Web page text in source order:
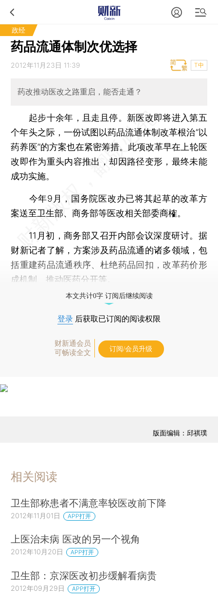
政经
药品流通体制次优选择
2012年11月23日 11:39 T中
药改推动医改之路重启，能否走通？
起步十余年，且走且停。新医改即将进入第五
个年头之际，一份试图以药品流通体制改革根治“以
药养医”的方案也在紧密筹措。此项改革早在上轮医
改即作为重头内容推出，却因路径变形，最终未能
成功实施。
今年9月，国务院医改办已将其起草的改革方
案送至卫生部、商务部等医改相关部委商榷。
11月初，商务部又召开内部会议深度研讨。据
财新记者了解，方案涉及药品流通的诸多领域，包
括重建药品流通秩序、杜绝药品回扣，改革药价形
成机制、推动医药分开等。
本文共计0字 订阅后继续阅读
登录 后获取已订阅的阅读权限
财新通会员
可畅读全文
订阅/会员升级
版面编辑：邱祺璞
相关阅读
卫生部称患者不满意率较医改前下降
2012年11月01日 APP打开
上医治未病 医改的另一个视角
2012年10月20日 APP打开
卫生部：京深医改初步缓解看病贵
2012年09月29日 APP打开